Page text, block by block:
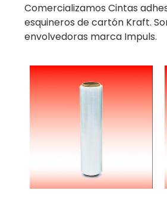
Comercializamos Cintas
esquineros de cartón Kraft.
envolvedoras marca Impuls.